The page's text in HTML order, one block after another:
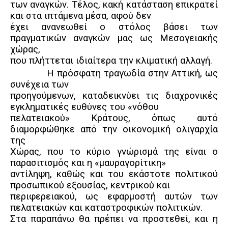
των αναγκών. Τέλος, κακή κατάσταση επικρατεί
και στα ιπτάμενα μέσα, αφού δεν
έχει ανανεωθεί ο στόλος βάσει των
πραγματικών αναγκών μας ως Μεσογειακής
χώρας,
που πλήττεται ιδιαίτερα την κλιματική αλλαγή.
Η πρόσφατη τραγωδία στην Αττική, ως
συνέχεια των
προηγούμενων, καταδεικνύει τις διαχρονικές
εγκληματικές ευθύνες του «νόθου
πελατειακού» Κράτους, όπως αυτό
διαμορφώθηκε από την οικονομική ολιγαρχία
της
Χώρας, που το κύριο γνώρισμά της είναι ο
παρασιτισμός και η «μαυραγορίτικη»
αντίληψη, καθώς και του εκάστοτε πολιτικού
προσωπικού εξουσίας, κεντρικού και
περιφερειακού, ως εφαρμοστή αυτών των
πελατειακών και καταστροφικών πολιτικών.
Στα παραπάνω θα πρέπει να προστεθεί, και η